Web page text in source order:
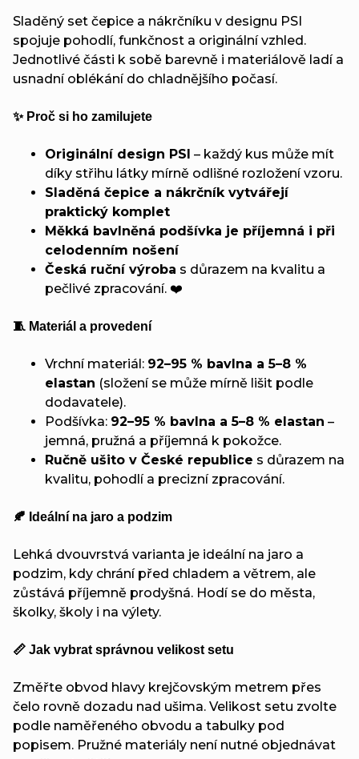
Sladěný set čepice a nákrčníku v designu PSI
spojuje pohodlí, funkčnost a originální vzhled.
Jednotlivé části k sobě barevně i materiálově ladí a
usnadní oblékání do chladnějšího počasí.
✨ Proč si ho zamilujete
Originální design PSI – každý kus může mít
díky střihu látky mírně odlišné rozložení vzoru.
Sladěná čepice a nákrčník vytvářejí
praktický komplet
Měkká bavlněná podšívka je příjemná i při
celodenním nošení
Česká ruční výroba s důrazem na kvalitu a
pečlivé zpracování. ❤️
🧵 Materiál a provedení
Vrchní materiál: 92–95 % bavlna a 5–8 %
elastan (složení se může mírně lišit podle
dodavatele).
Podšívka: 92–95 % bavlna a 5–8 % elastan –
jemná, pružná a příjemná k pokožce.
Ručně ušito v České republice s důrazem na
kvalitu, pohodlí a precizní zpracování.
🍂 Ideální na jaro a podzim
Lehká dvouvrstvá varianta je ideální na jaro a
podzim, kdy chrání před chladem a větrem, ale
zůstává příjemně prodyšná. Hodí se do města,
školky, školy i na výlety.
📏 Jak vybrat správnou velikost setu
Změřte obvod hlavy krejčovským metrem přes
čelo rovně dozadu nad ušima. Velikost setu zvolte
podle naměřeného obvodu a tabulky pod
popisem. Pružné materiály není nutné objednávat